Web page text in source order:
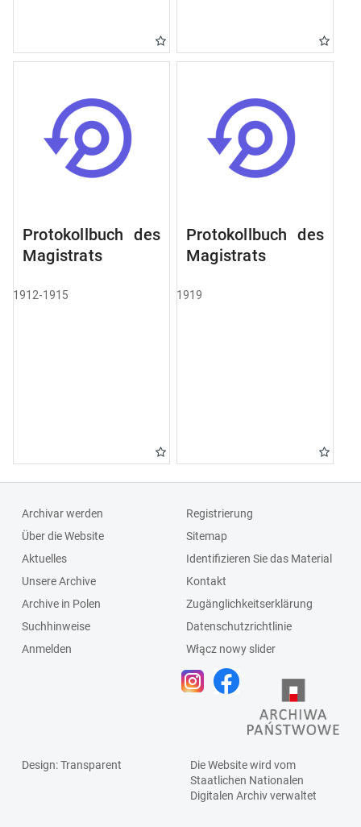
Protokollbuch des
Magistrats
1912-1915
Protokollbuch des
Magistrats
1919
Archivar werden
Über die Website
Aktuelles
Unsere Archive
Archive in Polen
Suchhinweise
Anmelden
Registrierung
Sitemap
Identifizieren Sie das Material
Kontakt
Zugänglichkeitserklärung
Datenschutzrichtlinie
Włącz nowy slider
Design: Transparent
Die Website wird vom
Staatlichen Nationalen
Digitalen Archivverwaltet